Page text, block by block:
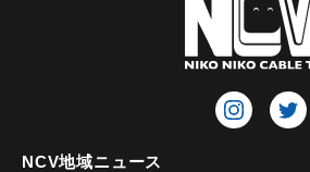
NCV地域ニュース